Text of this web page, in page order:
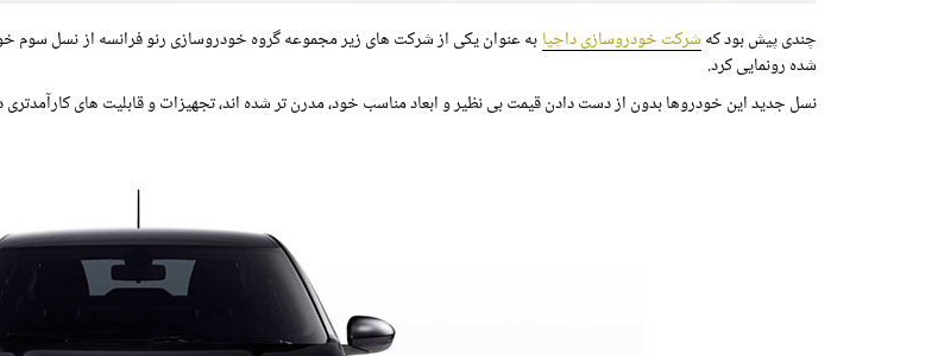
چندی پیش بود کهشرکت خودروسازی داچیابه عنوان یکی از شرکت های زیر مجموعه گروه خودروسازی رنو فرانسه از نسل سوم
شده رونمایی کرد.
نسل جدید این خودروها بدون از دست دادن قیمت بی نظیر و ابعاد مناسب خود، مدرن تر شده اند، تجهیزات و قابلیت های